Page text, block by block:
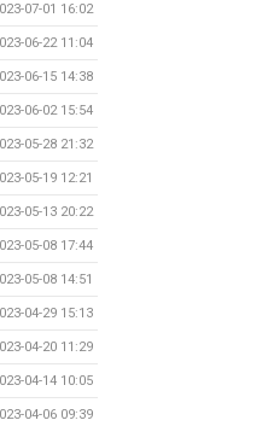
07-01 16:02
06-22 11:04
06-15 14:38
06-02 15:54
05-28 21:32
05-19 12:21
05-13 20:22
05-08 17:44
05-08 14:51
04-29 15:13
04-20 11:29
04-14 10:05
04-06 09:39